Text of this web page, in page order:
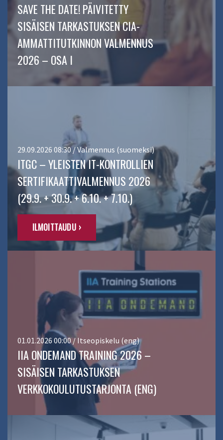
SAVE THE DATE! PÄIVITETTY
SISÄISEN TARKASTUKSEN CIA-
AMMATTITUTKINNON VALMENNUS
2026 – OSA I
29.09.2026 08:30 / Valmennus (suomeksi)
ITGC – YLEISTEN IT-KONTROLLIEN
SERTIFIKAATTIVALMENNUS 2026
(29.9. + 30.9. + 6.10. + 7.10.)
ILMOITTAUDU ›
01.01.2026 00:00 / Itseopiskelu (eng)
IIA ONDEMAND TRAINING 2026 –
SISÄISEN TARKASTUKSEN
VERKKOKOULUTUSTARJONTA (ENG)